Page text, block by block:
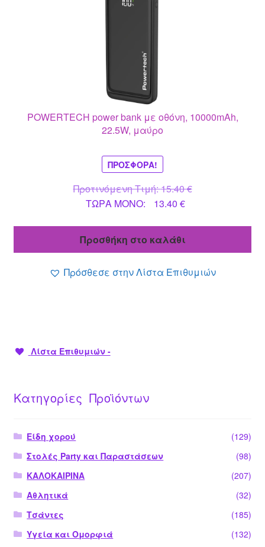
POWERTECH power bank με οθόνη, 10000mAh,
22.5W, μαύρο
ΠΡΟΣΦΟΡΆ!
Προτινόμενη Τιμή:15.40€Original
ΤΩΡΑ MONO: 13.40 €Η
είναι:
Προσθήκη στο καλάθι
Πρόσθεσε στην Λίστα Επιθυμιών
Λίστα Επιθυμιών -
Κατηγορίες Προϊόντων
Είδη χορού
(129)
Στολές Party και Παραστάσεων
(98)
ΚΑΛΟΚΑΙΡΙΝΑ
(207)
Αθλητικά
(32)
Τσάντες
(185)
Υγεία και Ομορφιά
(132)